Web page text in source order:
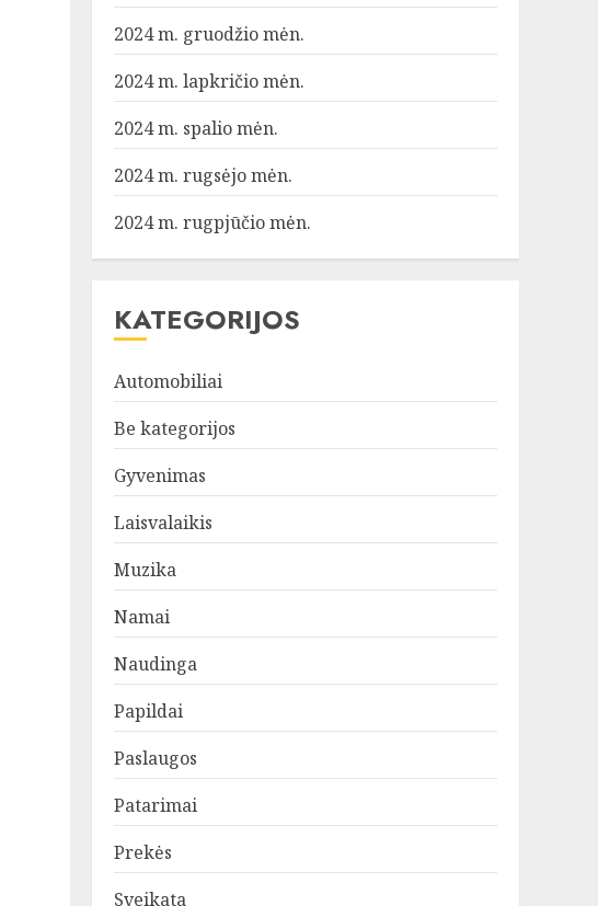
2024 m. gruodžio mėn.
2024 m. lapkričio mėn.
2024 m. spalio mėn.
2024 m. rugsėjo mėn.
2024 m. rugpjūčio mėn.
KATEGORIJOS
Automobiliai
Be kategorijos
Gyvenimas
Laisvalaikis
Muzika
Namai
Naudinga
Papildai
Paslaugos
Patarimai
Prekės
Sveikata